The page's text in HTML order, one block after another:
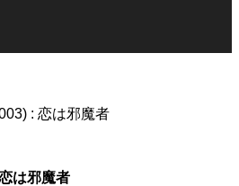
: 恋は邪魔者
は邪魔者